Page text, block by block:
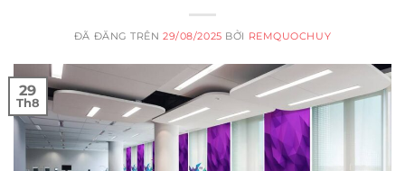
ĐÃ ĐĂNG TRÊN29/08/2025 BỞI REMQUOCHUY
29
Th8